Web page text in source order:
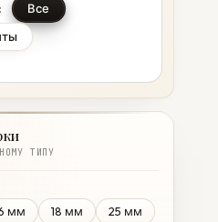
Все
ТИПУ
мм 18 мм 25 мм